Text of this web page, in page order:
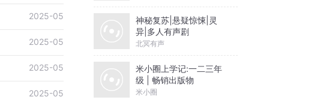
2025-05
2025-05
2025-05
2025-05
神秘复苏|悬疑惊悚|灵
异|多人有声剧
北冥有声
米小圈上学记:一二三年
级 | 畅销出版物
米小圈